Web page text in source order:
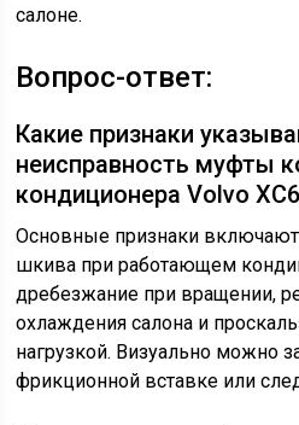
салоне.
Вопрос-ответ:
Какие признаки
неисправность муфты
кондиционера Volvo
Основные признаки включают
шкива при работающем
дребезжание при вращении,
охлаждения салона и
нагрузкой. Визуально можно
фрикционной вставке или